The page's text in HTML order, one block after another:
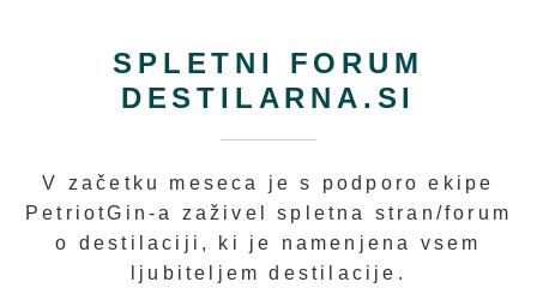
Naša zgodba
Nadgradi okuse
Novo pri nas
SPLETNI FORUM
DESTILARNA.SI
V začetku meseca je s podporo ekipe
PetriotGin-a zaživel spletna stran/forum
o destilaciji, ki je namenjena vsem
ljubiteljem destilacije.